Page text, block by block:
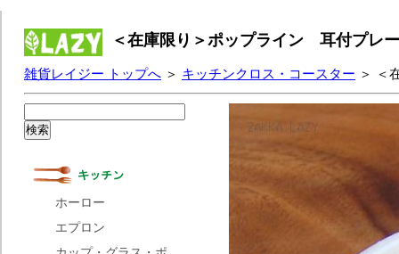
＜在庫限り＞ポップライン 耳付プレ
雑貨レイジー トップへ ＞ キッチンクロス・コースター ＞ ＜
ホーロー
エプロン